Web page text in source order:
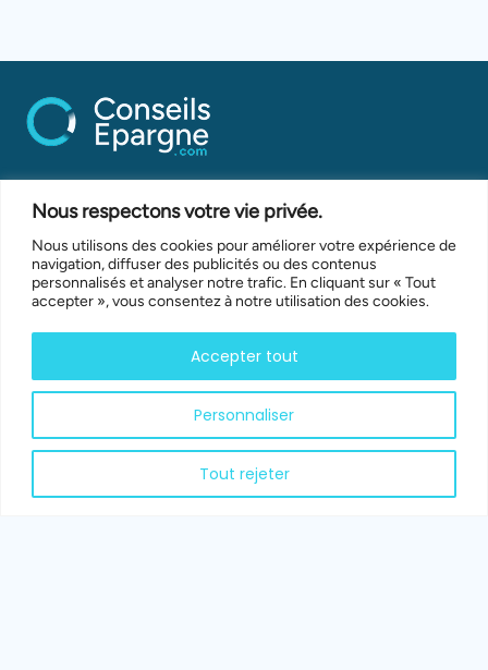
Nous respectons votre vie privée.
Nous utilisons des cookies pour améliorer votre expérience de
navigation, diffuser des publicités ou des contenus
personnalisés et analyser notre trafic. En cliquant sur « Tout
accepter », vous consentez à notre utilisation des cookies.
Personnaliser
Tout rejeter
Accepter tout
Stratégies d’investissement
Assurance-vie
Contrat de capitalisation